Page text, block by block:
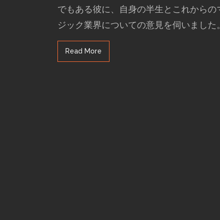
でもある彼に、自身の半生とこれからの
ジック業界についての意見を伺いました
Read More